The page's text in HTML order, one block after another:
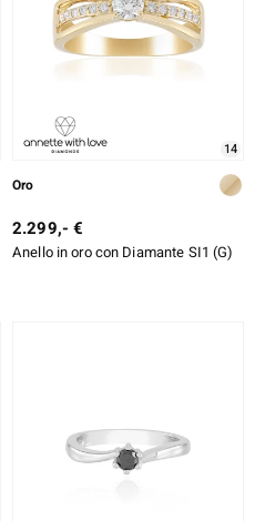
14
Oro
2.299,- €
Anello in oro con Diamante SI1 (G)